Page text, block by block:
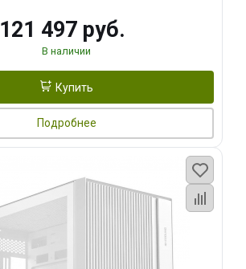
121 497 руб.
В наличии
Купить
Подробнее